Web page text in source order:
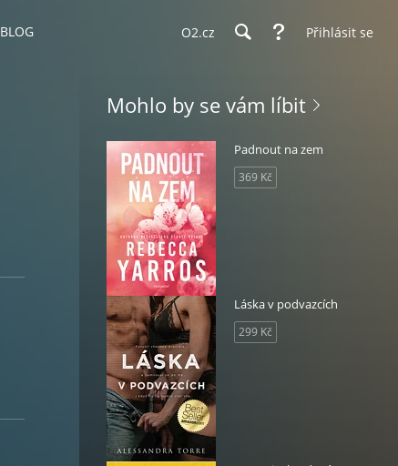
BLOG O2.cz Přihlásit se
Mohlo by se vám líbit
Padnout na zem
369 Kč
Láska v podvazcích
299 Kč